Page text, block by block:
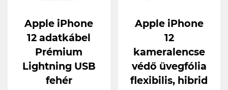
Apple iPhone
12 adatkábel
Prémium
Lightning USB
fehér
Apple iPhone
12
kameralencse
védő üvegfólia
flexibilis, hibrid